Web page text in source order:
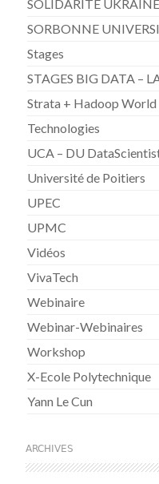
SOLIDARITE UKRAINE
SORBONNE
Stages
STAGES BIG DATA –
Strata + Hadoop World
Technologies
UCA – DU
Université de Poitiers
UPEC
UPMC
Vidéos
VivaTech
Webinaire
Webinar-Webinaires
Workshop
X-Ecole Polytechnique
Yann Le Cun
ARCHIVES